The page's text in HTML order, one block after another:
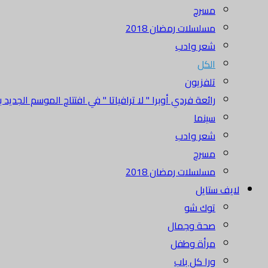
مسرح
مسلسلات رمضان 2018
شعر وادب
الكل
تلفزيون
رائعة فردي أوبرا " لا ترافياتا " في افتتاح الموسم الجديد
سينما
شعر وادب
مسرح
مسلسلات رمضان 2018
لايف ستايل
توك شو
صحة وجمال
مرأة وطفل
ورا كل باب